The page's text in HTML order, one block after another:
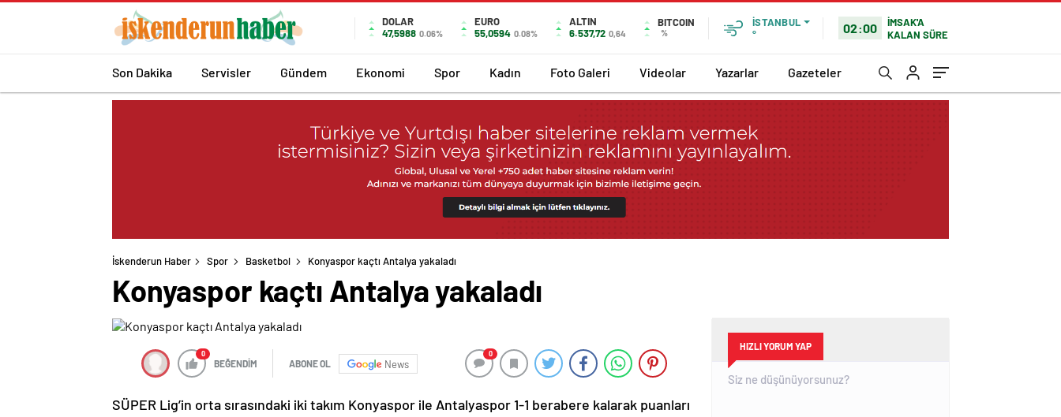
DOLAR
47,5988 0.06%
EURO
55,0594 0.08%
ALTIN
6.537,72 0,64
BITCOIN
%
İSTANBUL
°
02:00
İMSAK'A
KALAN SÜRE
Son Dakika Servisler Gündem Ekonomi Spor Kadın Foto Galeri Videolar Yazarlar Gazeteler
İskenderun Haber Spor Basketbol Konyaspor kaçtı Antalya yakaladı
Konyaspor kaçtı Antalya yakaladı
0
BEĞENDİM ABONE OL News
0
SÜPER Lig’in orta sırasındaki iki takım Konyaspor ile Antalyaspor 1-1 berabere kalarak puanları
HIZLI YORUM YAP